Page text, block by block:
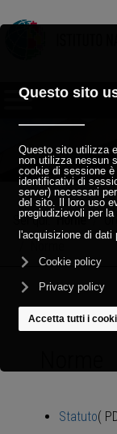
Sei qui:Home
Norme
Statuto(